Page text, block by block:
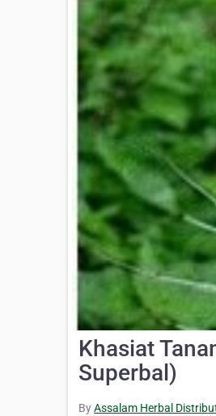
Khasiat
Superbal)
ByAssalam Herbal